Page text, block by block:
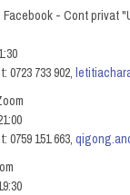
- Cont privat
733 902,
151 663,